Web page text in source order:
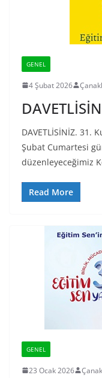
GENEL
4 Şubat 2026
DAVETLİSİNİZ. 31.
Şubat Cumartesi
düzenleyeceğimiz
Read More
GENEL
23 Ocak 2026